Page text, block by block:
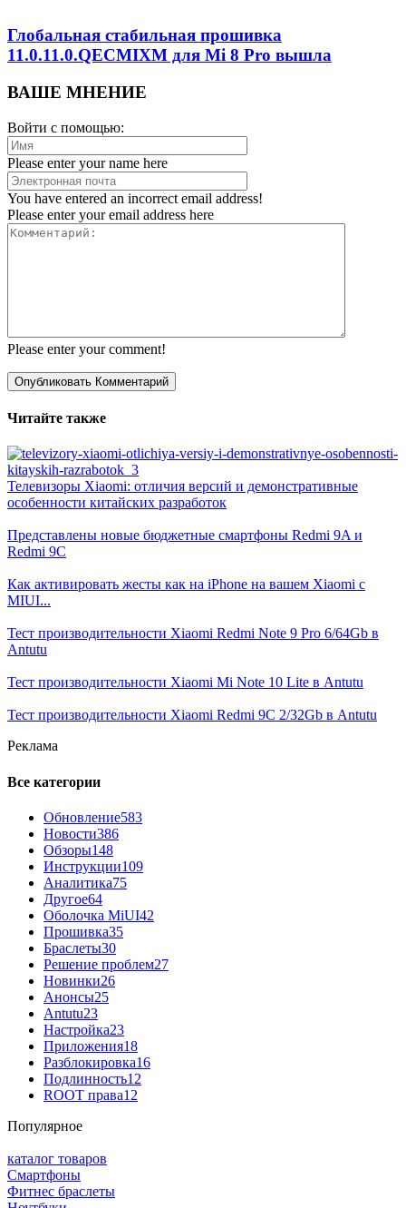
Глобальная стабильная прошивка
11.0.11.0.QECMIXM для Mi 8 Pro вышла
ВАШЕ МНЕНИЕ
Войти с помощью:
Please enter your name here
You have entered an incorrect email address!
Please enter your email address here
Please enter your comment!
Читайте также
Телевизоры Xiaomi: отличия версий и демонстративные
особенности китайских разработок
Представлены новые бюджетные смартфоны Redmi 9A и
Redmi 9C
Как активировать жесты как на iPhone на вашем Xiaomi с
MIUI...
Тест производительности Xiaomi Redmi Note 9 Pro 6/64Gb в
Antutu
Тест производительности Xiaomi Mi Note 10 Lite в Antutu
Тест производительности Xiaomi Redmi 9C 2/32Gb в Antutu
Реклама
Все категории
Обновление583
Новости386
Обзоры148
Инструкции109
Аналитика75
Другое64
Оболочка MiUI42
Прошивка35
Браслеты30
Решение проблем27
Новинки26
Анонсы25
Antutu23
Настройка23
Приложения18
Разблокировка16
Подлинность12
ROOT права12
Популярное
каталог товаров
Смартфоны
Фитнес браслеты